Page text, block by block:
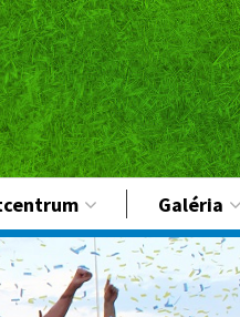
Galéria